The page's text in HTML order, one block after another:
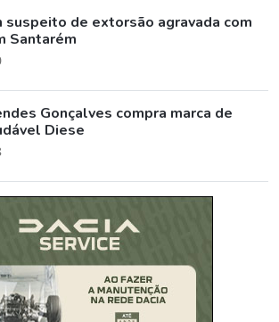
suspeito de extorsão agravada com
Santarém
Gonçalves compra marca de
Diese